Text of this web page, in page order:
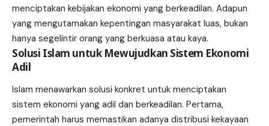
menciptakan kebijakan ekonomi yang berkeadilan. Adapun
yang mengutamakan kepentingan masyarakat luas, bukan
hanya segelintir orang yang berkuasa atau kaya.
Solusi Islam untuk Mewujudkan Sistem Ekonomi
Adil
Islam menawarkan solusi konkret untuk menciptakan
sistem ekonomi yang adil dan berkeadilan. Pertama,
pemerintah harus memastikan adanya distribusi kekayaan